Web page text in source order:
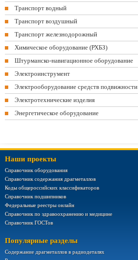
Транспорт водный
Транспорт воздушный
Транспорт железнодорожный
Химическое оборудование (РХБЗ)
Штурманско-навигационное оборудование
Электроинструмент
Электрооборудование средств подвижности
Электротехнические изделия
Энергетическое оборудование
Наши проекты
Справочник оборудования
Справочник содержания драгметаллов
Коды общероссийских классификаторов
Справочник подшипников
Федеральные реестры онлайн
Справочник по здравоохранению и медицине
Справочник ГОСТов
Популярные разделы
Содержание драгметаллов в радиодеталях